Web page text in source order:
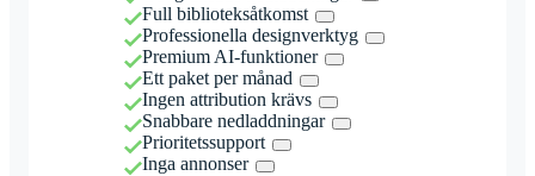
Full biblioteksåtkomst
Professionella designverktyg
Premium AI-funktioner
Ett paket per månad
Ingen attribution krävs
Snabbare nedladdningar
Prioritetssupport
Inga annonser